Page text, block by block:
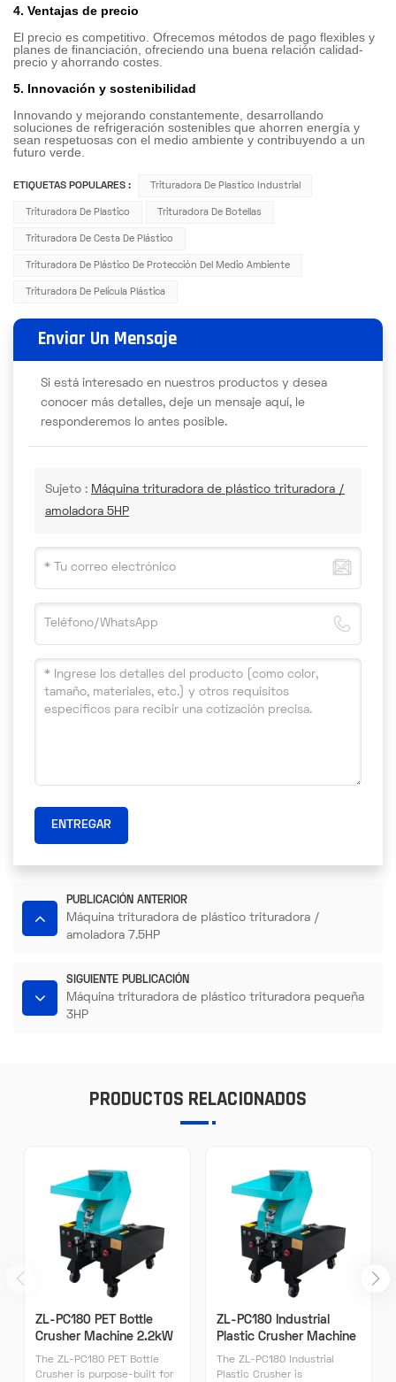
4. Ventajas de precio
El precio es competitivo. Ofrecemos métodos de pago flexibles y
planes de financiación, ofreciendo una buena relación calidad-
precio y ahorrando costes.
5. Innovación y sostenibilidad
Innovando y mejorando constantemente, desarrollando
soluciones de refrigeración sostenibles que ahorren energía y
sean respetuosas con el medio ambiente y contribuyendo a un
futuro verde.
ETIQUETAS POPULARES : Trituradora De Plastico Industrial
Trituradora De Plastico Trituradora De Botellas
Trituradora De Cesta De Plástico
Trituradora De Plástico De Protección Del Medio Ambiente
Trituradora De Película Plástica
Enviar Un Mensaje
Si está interesado en nuestros productos y desea
conocer más detalles, deje un mensaje aquí, le
responderemos lo antes posible.
Sujeto : Máquina trituradora de plástico trituradora /
amoladora 5HP
ENTREGAR
PUBLICACIÓN ANTERIOR
Máquina trituradora de plástico trituradora /
amoladora 7.5HP
SIGUIENTE PUBLICACIÓN
Máquina trituradora de plástico trituradora pequeña
3HP
PRODUCTOS RELACIONADOS
ZL-PC180 PET Bottle
Crusher Machine 2.2kW
120-150kg/h | ZILLION
The ZL-PC180 PET Bottle
Crusher is purpose-built for
ZL-PC180 Industrial
Plastic Crusher Machine
2.2kW 120-150kg/h |
ZILLION
The ZL-PC180 Industrial
Plastic Crusher is